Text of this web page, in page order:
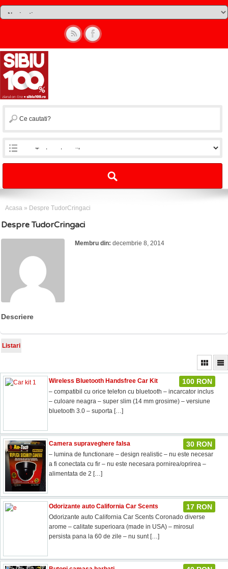
Acasa » Despre TudorCringaci
Despre TudorCringaci
Membru din: decembrie 8, 2014
Descriere
Listari
100 RON
Wireless Bluetooth Handsfree Car Kit
– compatibil cu orice telefon cu bluetooth – incarcator inclus
– culoare neagra – super slim (14 mm grosime) – versiune
bluetooth 3.0 – suporta […]
30 RON
Camera supraveghere falsa
– lumina de functionare – design realistic – nu este necesar
a fi conectata cu fir – nu este necesara pornirea/oprirea –
alimentata de 2 […]
17 RON
Odorizante auto California Car Scents
Odorizante auto California Car Scents Coronado diverse
arome – calitate superioara (made in USA) – mirosul
persista pana la 60 de zile – nu sunt […]